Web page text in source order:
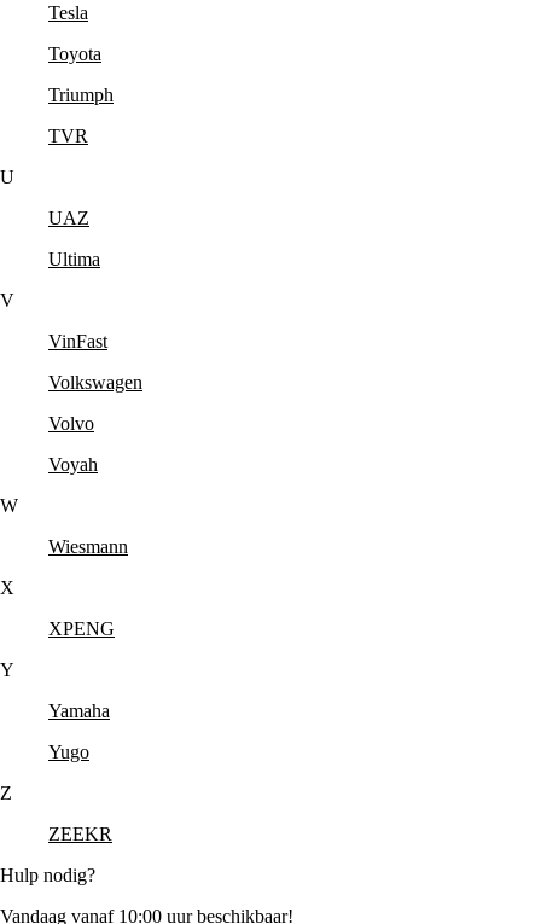
Tesla
Toyota
Triumph
TVR
U
UAZ
Ultima
V
VinFast
Volkswagen
Volvo
Voyah
W
Wiesmann
X
XPENG
Y
Yamaha
Yugo
Z
ZEEKR
Hulp nodig?
Vandaag vanaf 10:00 uur beschikbaar!